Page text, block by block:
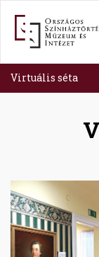
content
Virtuális séta
Image